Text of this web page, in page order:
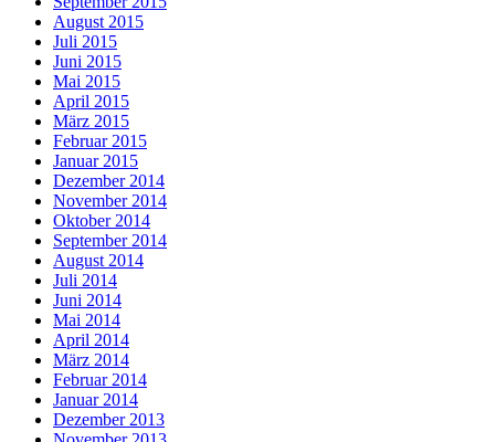
August 2015
Juli 2015
Juni 2015
Mai 2015
April 2015
März 2015
Februar 2015
Januar 2015
Dezember 2014
November 2014
Oktober 2014
September 2014
August 2014
Juli 2014
Juni 2014
Mai 2014
April 2014
März 2014
Februar 2014
Januar 2014
Dezember 2013